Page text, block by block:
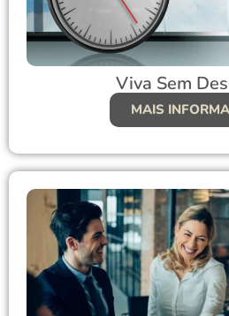
Viva Sem
MAIS